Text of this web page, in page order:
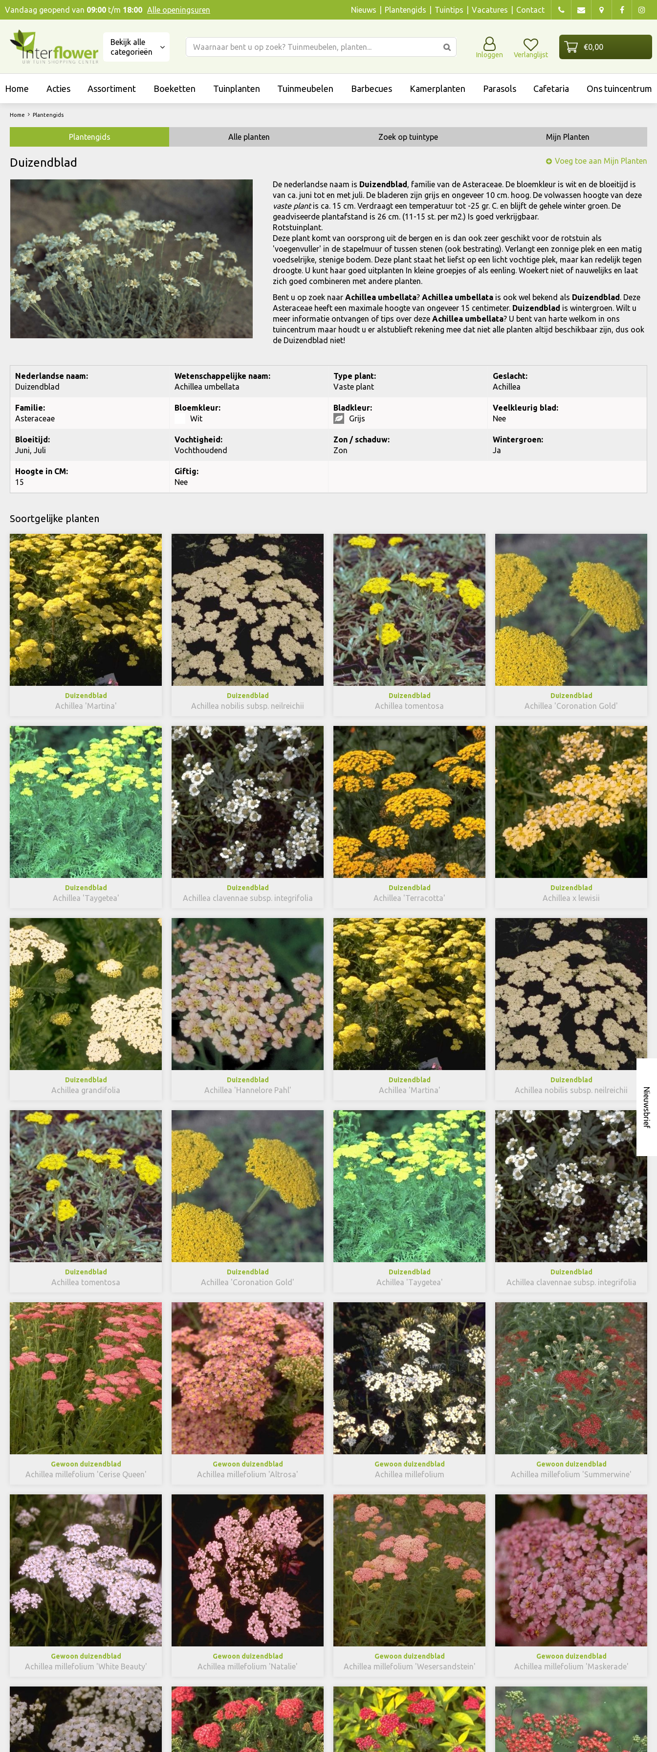
Ga
naar
Home Plantengids
Vandaag geopend van 09:00 t/m 18:00 Alle openingsuren Nieuws Plantengids Tuintips Vacatures Contact
Bekijk alle
categorieën
Inloggen Verlanglijst
Home Acties Assortiment Boeketten Tuinplanten Tuinmeubelen Barbecues Kamerplanten Parasols Cafetaria Ons tuincentrum
Plantengids Alle planten Zoek op tuintype Mijn Planten
Duizendblad Voeg toe aan Mijn Planten
De nederlandse naam is Duizendblad, familie van de Asteraceae. De bloemkleur is wit en de bloeitijd is
van ca. juni tot en met juli. De bladeren zijn grijs en ongeveer 10 cm. hoog. De volwassen hoogte van deze
vaste plantis ca. 15 cm. Verdraagt een temperatuur tot -25 gr. C. en blijft de gehele winter groen. De
geadviseerde plantafstand is 26 cm. (11-15 st. per m2.) Is goed verkrijgbaar.
Rotstuinplant.
Deze plant komt van oorsprong uit de bergen en is dan ook zeer geschikt voor de rotstuin als
'voegenvuller' in de stapelmuur of tussen stenen (ook bestrating). Verlangt een zonnige plek en een matig
voedselrijke, stenige bodem. Deze plant staat het liefst op een licht vochtige plek, maar kan redelijk tegen
droogte. U kunt haar goed uitplanten In kleine groepjes of als eenling. Woekert niet of nauwelijks en laat
zich goed combineren met andere planten.
Bent u op zoek naar Achillea umbellata? Achillea umbellatais ook wel bekend als Duizendblad. Deze
Asteraceae heeft een maximale hoogte van ongeveer 15 centimeter. Duizendblad is wintergroen. Wilt u
meer informatie ontvangen of tips over deze Achillea umbellata? U bent van harte welkom in ons
tuincentrum maar houdt u er alstublieft rekening mee dat niet alle planten altijd beschikbaar zijn, dus ook
de Duizendblad niet!
Nederlandse naam:
Duizendblad
Wetenschappelijke naam:
Achillea umbellata
Type plant:
Vaste plant
Geslacht:
Achillea
Familie:
Asteraceae
Bloemkleur:
Wit
Bladkleur:
Grijs
Veelkleurig blad:
Nee
Bloeitijd:
Juni, Juli
Vochtigheid:
Vochthoudend
Zon / schaduw:
Zon
Wintergroen:
Ja
Hoogte in CM:
15
Giftig:
Nee
Soortgelijke planten
Duizendblad
Achillea 'Martina'
Duizendblad
Achillea nobilis subsp. neilreichii
Duizendblad
Achillea tomentosa
Duizendblad
Achillea 'Coronation Gold'
Duizendblad
Achillea 'Taygetea'
Duizendblad
Achillea clavennae subsp. integrifolia
Duizendblad
Achillea 'Terracotta'
Duizendblad
Achillea x lewisii
Duizendblad
Achillea grandifolia
Duizendblad
Achillea 'Hannelore Pahl'
Duizendblad
Achillea 'Martina'
Duizendblad
Achillea nobilis subsp. neilreichii
Duizendblad
Achillea tomentosa
Duizendblad
Achillea 'Coronation Gold'
Duizendblad
Achillea 'Taygetea'
Duizendblad
Achillea clavennae subsp. integrifolia
Gewoon duizendblad
Achillea millefolium 'Cerise Queen'
Gewoon duizendblad
Achillea millefolium 'Altrosa'
Gewoon duizendblad
Achillea millefolium
Gewoon duizendblad
Achillea millefolium 'Summerwine'
Gewoon duizendblad
Achillea millefolium 'White Beauty'
Gewoon duizendblad
Achillea millefolium 'Natalie'
Gewoon duizendblad
Achillea millefolium 'Wesersandstein'
Gewoon duizendblad
Achillea millefolium 'Maskerade'
Nieuwsbrief